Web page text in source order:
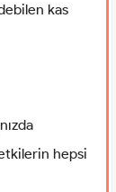
kas
hepsi